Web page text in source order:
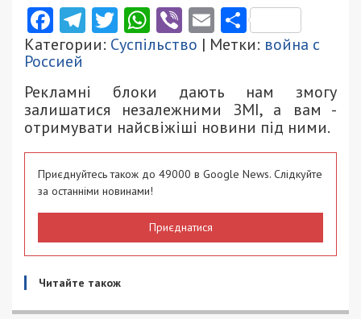
Facebook
Telegram
Twitter
WhatsApp
ViberEmail
Категории: Суспільство | Метки: война с
Россией
Рекламні блоки дають нам змогу
залишатися незалежними ЗМІ, а вам -
отримувати найсвіжіші новини під ними.
Приєднуйтесь також до 49000 в Google News. Слідкуйте
за останніми новинами!
Приєднатися
Читайте також